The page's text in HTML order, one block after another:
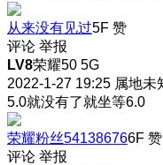
从来没有见过5F 赞
评论 举报
LV8荣耀50 5G
2022-1-27 19:25 属地未
5.0就没有了就坐等6.0
荣耀粉丝541386766F 赞
评论 举报